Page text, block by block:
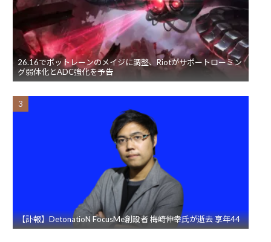
26.16でボットレーンのメイジに調整、Riotがサポートローミン
グ弱体化とADC強化を予告
【訃報】DetonatioN FocusMe創設者 梅崎伸幸氏が逝去 享年44